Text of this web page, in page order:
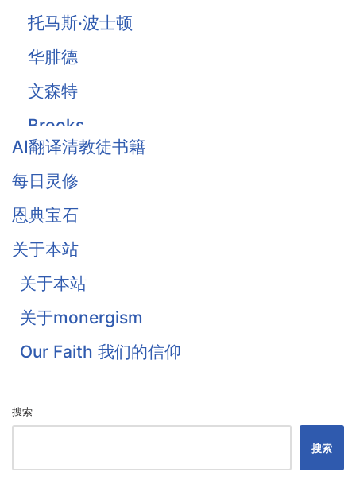
托马斯·波士顿
华腓德
文森特
Brooks
Owen
Traill
Thomas Waston
Goodwin
Flavel
Colquhoun
戴恩·奥特伦
AI翻译清教徒书籍
每日灵修
恩典宝石
关于本站
关于本站
关于monergism
Our Faith 我们的信仰
搜索
搜索